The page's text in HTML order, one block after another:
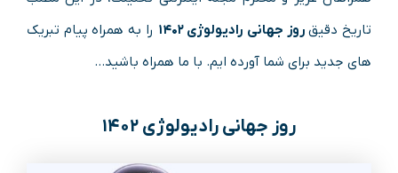
تاریخ دقیقروز جهانی رادیولوژی ۱۴۰۲
را به همراه پیام تبریک
های جدید برای شما آورده ایم. با ما همراه باشید…
روز جهانی رادیولوژی ۱۴۰۲